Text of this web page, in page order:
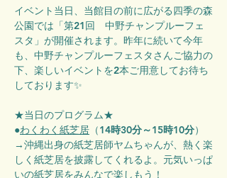
イベント当日、当館目の前に広がる四季の森
公園では「第21回　中野チャンプルーフェ
スタ」が開催されます。昨年に続いて今年
も、中野チャンプルーフェスタさんご協力の
下、楽しいイベントを2本ご用意してお待ち
しております✨
★当日のプログラム★
●わくわく紙芝居 （14時30分～15時10分）
→沖縄出身の紙芝居師ヤムちゃんが、熱く楽
しく紙芝居を披露してくれるよ。元気いっぱ
いの紙芝居をみんなで楽しもう！